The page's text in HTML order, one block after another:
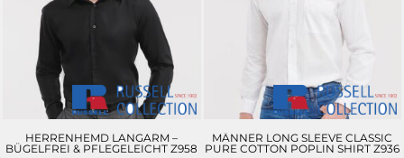
HERRENHEMD LANGARM –
BÜGELFREI & PFLEGELEICHT Z958
MÄNNER LONG SLEEVE CLASSIC
PURE COTTON POPLIN SHIRT Z936